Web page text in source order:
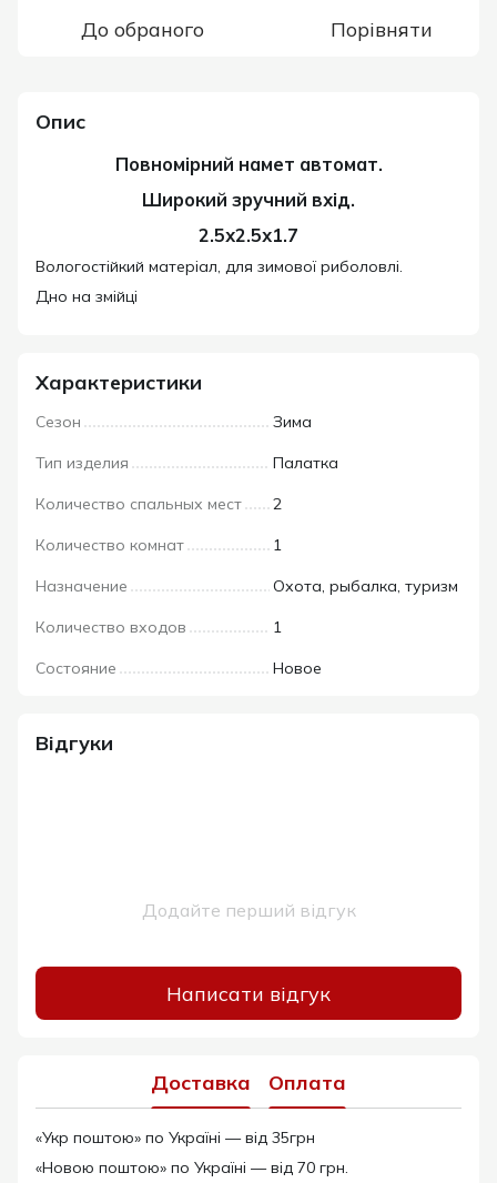
До обраного Порівняти
Опис
Повномірний намет автомат.
Широкий зручний вхід.
2.5х2.5х1.7
Вологостійкий матеріал, для зимової риболовлі.
Дно на змійці
Характеристики
Сезон Зима
Тип изделия Палатка
Количество спальных мест 2
Количество комнат 1
Назначение Охота, рыбалка, туризм
Количество входов 1
Состояние Новое
Відгуки
Додайте перший відгук
Написати відгук
Доставка Оплата
«Укр поштою» по Україні — від 35грн
«Новою поштою» по Україні — від 70 грн.